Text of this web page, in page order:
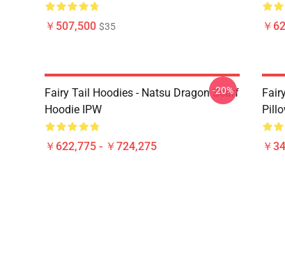
￥507,500 $35 ￥
Fairy Tail Hoodies - Natsu Dragon Scarf
Hoodie IPW
￥622,775 - ￥724,275
-20%
￥